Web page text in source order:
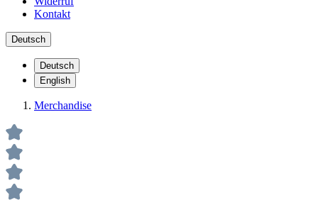
Kontakt
Deutsch
Deutsch
English
Merchandise